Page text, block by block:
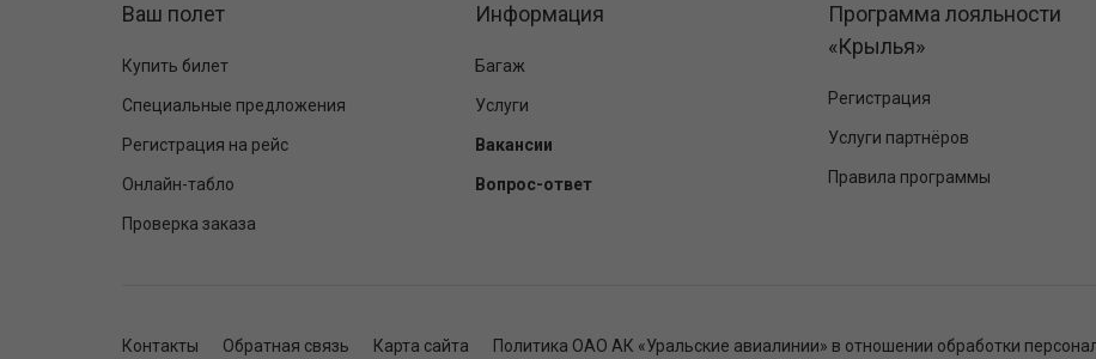
Ваш полет
Купить билет
Специальные предложения
Регистрация на рейс
Онлайн-табло
Проверка заказа
Информация
Багаж
Услуги
Вакансии
Вопрос-ответ
Программа лояльности
«Крылья»
Регистрация
Услуги партнёров
Правила программы
Контакты Обратная связь Карта сайта Политика ОАО АК «Уральские авиалинии» в отношении обработки